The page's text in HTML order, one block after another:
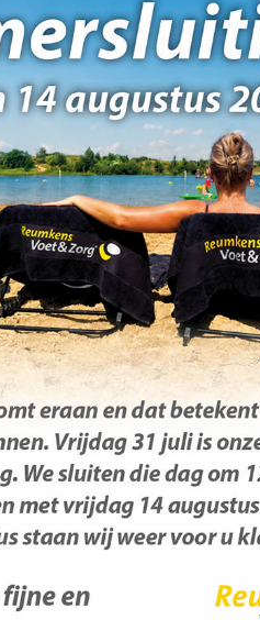
even rust gunnen. Vrijdag 26
12 augustus staan wij